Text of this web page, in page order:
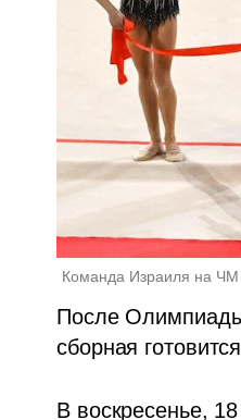
Команда Израиля на
После
сборная
В воскресенье,